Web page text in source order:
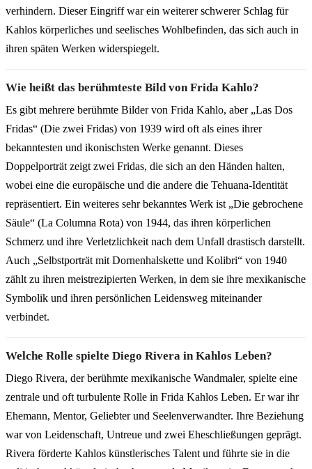
verhindern. Dieser Eingriff war ein weiterer schwerer Schlag für
Kahlos körperliches und seelisches Wohlbefinden, das sich auch in
ihren späten Werken widerspiegelt.
Wie heißt das berühmteste Bild von Frida Kahlo?
Es gibt mehrere berühmte Bilder von Frida Kahlo, aber „Las Dos
Fridas“ (Die zwei Fridas) von 1939 wird oft als eines ihrer
bekanntesten und ikonischsten Werke genannt. Dieses
Doppelporträt zeigt zwei Fridas, die sich an den Händen halten,
wobei eine die europäische und die andere die Tehuana-Identität
repräsentiert. Ein weiteres sehr bekanntes Werk ist „Die gebrochene
Säule“ (La Columna Rota) von 1944, das ihren körperlichen
Schmerz und ihre Verletzlichkeit nach dem Unfall drastisch darstellt.
Auch „Selbstporträt mit Dornenhalskette und Kolibri“ von 1940
zählt zu ihren meistrezipierten Werken, in dem sie ihre mexikanische
Symbolik und ihren persönlichen Leidensweg miteinander
verbindet.
Welche Rolle spielte Diego Rivera in Kahlos Leben?
Diego Rivera, der berühmte mexikanische Wandmaler, spielte eine
zentrale und oft turbulente Rolle in Frida Kahlos Leben. Er war ihr
Ehemann, Mentor, Geliebter und Seelenverwandter. Ihre Beziehung
war von Leidenschaft, Untreue und zwei Eheschließungen geprägt.
Rivera förderte Kahlos künstlerisches Talent und führte sie in die